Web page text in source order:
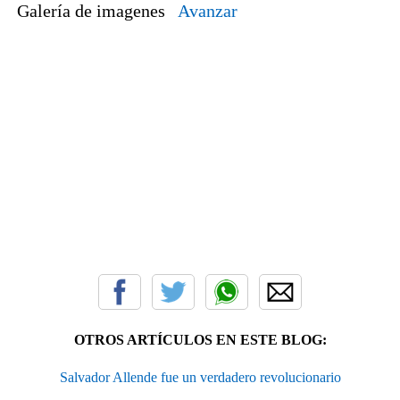
Galería de imagenes Avanzar
OTROS ARTÍCULOS EN ESTE BLOG:
Salvador Allende fue un verdadero revolucionario